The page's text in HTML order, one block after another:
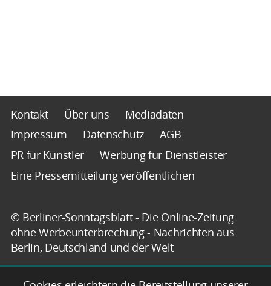
Kontakt Über uns
Mediadaten
Impressum
Datenschutz
AGB
PR für Künstler
Werbung für Dienstleister
Eine Pressemitteilung veröffentlichen
© Berliner-Sonntagsblatt - Die Online-Zeitung
ohne Werbeunterbrechung - Nachrichten aus
Berlin, Deutschland und der Welt